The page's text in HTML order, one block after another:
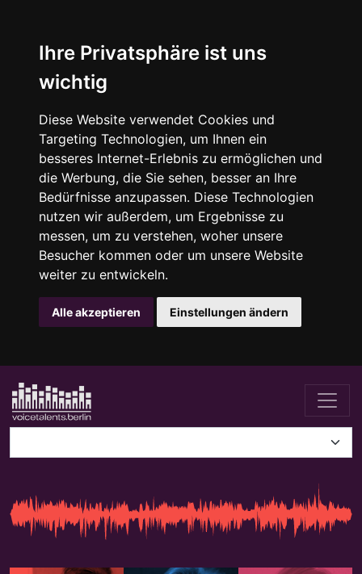
Ihre Privatsphäre ist uns
wichtig
Diese Website verwendet Cookies und
Targeting Technologien, um Ihnen ein
besseres Internet-Erlebnis zu ermöglichen und
die Werbung, die Sie sehen, besser an Ihre
Bedürfnisse anzupassen. Diese Technologien
nutzen wir außerdem, um Ergebnisse zu
messen, um zu verstehen, woher unsere
Besucher kommen oder um unsere Website
weiter zu entwickeln.
Alle akzeptieren Einstellungen ändern